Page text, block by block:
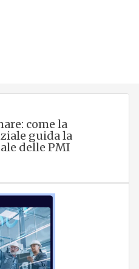
come la
guida la
delle PMI